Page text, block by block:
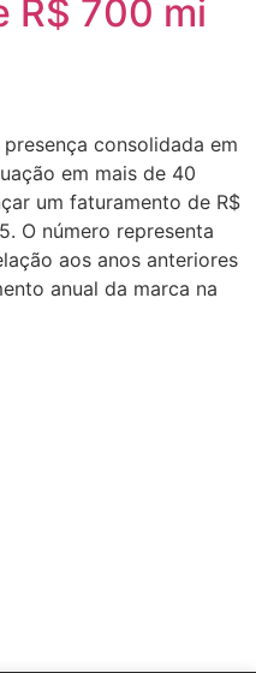
R$ 700 mi
consolidada em
em mais de 40
um faturamento de R$
O número representa
aos anos anteriores
anual da marca na